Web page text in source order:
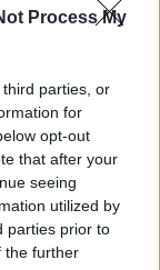
Process My
parties, or
for
opt-out
that after your
seeing
utilized by
parties prior to
the further